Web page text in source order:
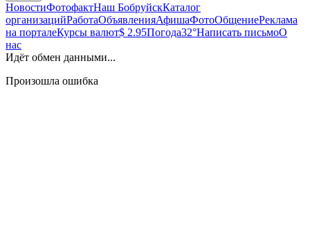
НовостиФотофактНаш БобруйскКаталог
организацийРаботаОбъявленияАфишаФотоОбщениеРеклама
на порталеКурсы валют$ 2.95Погода32°Написать письмоО
нас
Идёт обмен данными...
Произошла ошибка